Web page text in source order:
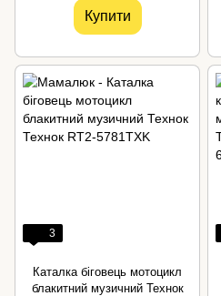
Купити
3
Каталка біговець мотоцикл
блакитний музичний Технок